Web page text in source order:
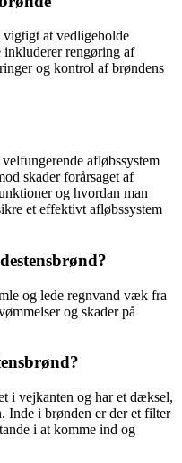
at vedligeholde
inkluderer rengøring af
og kontrol af brøndens
afløbssystem
skader forårsaget af
og hvordan man
et effektivt afløbssystem
og lede regnvand væk fra
og skader på
i vejkanten og har et dæksel,
Inde i brønden er der et filter
i at komme ind og